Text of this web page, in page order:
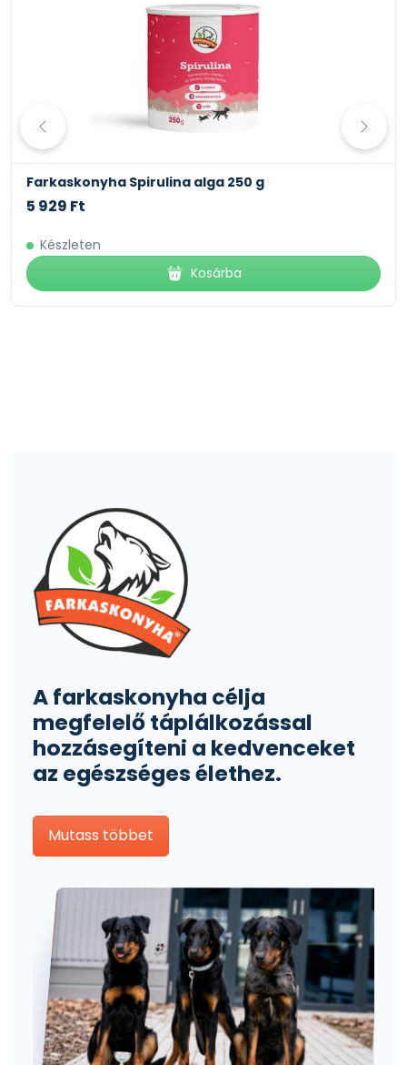
Farkaskonyha Spirulina alga 250 g
5 929 Ft
Készleten
Kosárba
A farkaskonyha célja
megfelelő táplálkozással
hozzásegíteni a kedvenceket
az egészséges élethez.
Mutass többet